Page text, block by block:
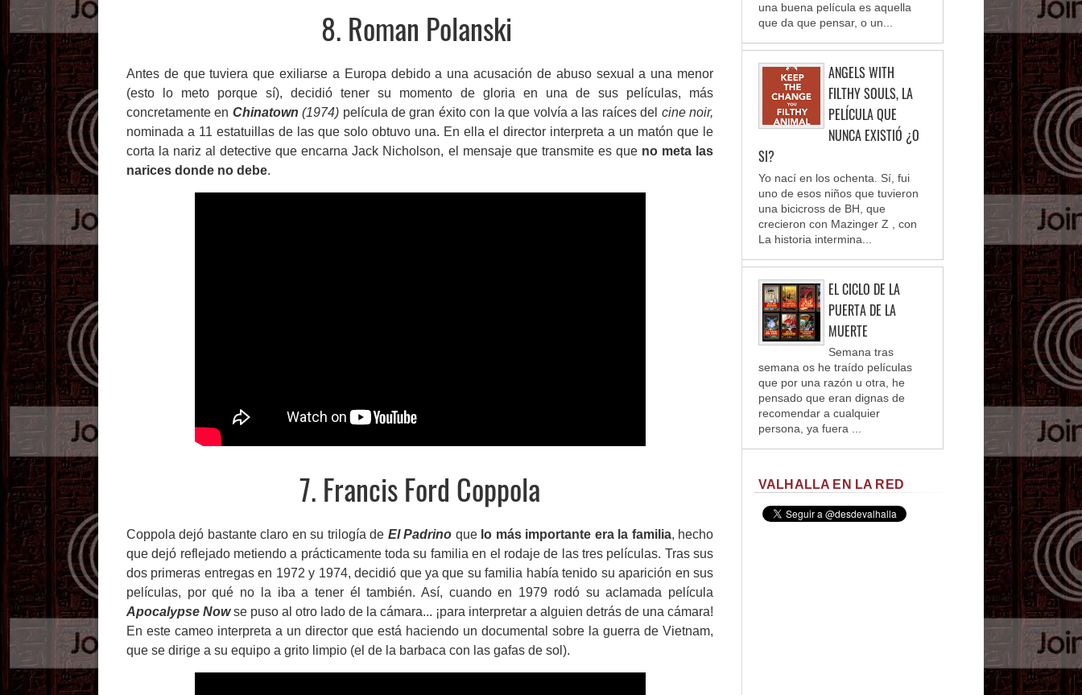
8. Roman Polanski
Antes de que tuviera que exiliarse a Europa debido a una acusación de abuso sexual a una menor
(esto lo meto porque sí), decidió tener su momento de gloria en una de sus películas, más
concretamente en Chinatown (1974) película de gran éxito con la que volvía a las raíces del cine noir,
nominada a 11 estatuillas de las que solo obtuvo una. En ella el director interpreta a un matón que le
corta la nariz al detective que encarna Jack Nicholson, el mensaje que transmite es que no meta las
narices donde no debe.
7. Francis Ford Coppola
Coppola dejó bastante claro en su trilogía de El Padrino que lo más importante era la familia, hecho
que dejó reflejado metiendo a prácticamente toda su familia en el rodaje de las tres películas. Tras sus
dos primeras entregas en 1972 y 1974, decidió que ya que su familia había tenido su aparición en sus
películas, por qué no la iba a tener él también. Así, cuando en 1979 rodó su aclamada película
Apocalypse Now se puso al otro lado de la cámara... ¡para interpretar a alguien detrás de una cámara!
En este cameo interpreta a un director que está haciendo un documental sobre la guerra de Vietnam,
que se dirige a su equipo a grito limpio (el de la barbaca con las gafas de sol).
una buena película es aquella
que da que pensar, o un...
ANGELS WITH
FILTHY SOULS, LA
PELÍCULA QUE
NUNCA EXISTIÓ ¿O
SI?
Yo nací en los ochenta. Sí, fui
uno de esos niños que tuvieron
una bicicross de BH, que
crecieron con Mazinger Z , con
La historia intermina...
EL CICLO DE LA
PUERTA DE LA
MUERTE
Semana tras
semana os he traído películas
que por una razón u otra, he
pensado que eran dignas de
recomendar a cualquier
persona, ya fuera ...
VALHALLA EN LA RED